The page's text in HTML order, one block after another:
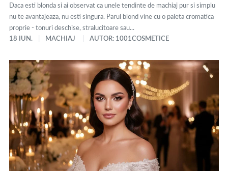
Daca esti blonda si ai observat ca unele tendinte de machiaj pur si simplu
nu te avantajeaza, nu esti singura. Parul blond vine cu o paleta cromatica
proprie - tonuri deschise, stralucitoare sau...
18 IUN.
MACHIAJ AUTOR: 1001COSMETICE